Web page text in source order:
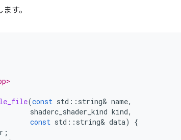
す。
(const std :: string& name,
shaderc_shader_kind kind,
const std :: string& data)
{
;